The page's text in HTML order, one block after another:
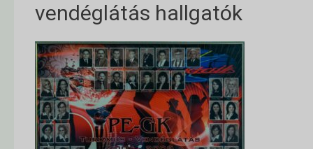
vendéglátás hallgatók